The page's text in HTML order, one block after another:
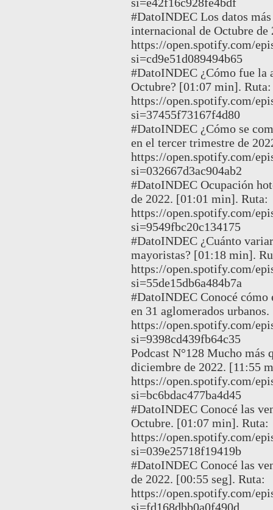
#DatoINDEC Los datos
internacional de Octubre
https://open.spotify.com/
si=cd9e51d089494b65
#DatoINDEC ¿Cómo fue la
Octubre? [01:07 min]. Ruta:
https://open.spotify.com/
si=37455f73167f4d80
#DatoINDEC ¿Cómo se
en el tercer trimestre de
https://open.spotify.com/
si=032667d3ac904ab2
#DatoINDEC Ocupación
de 2022. [01:01 min]. Ruta:
https://open.spotify.com/
si=9549fbc20c134175
#DatoINDEC ¿Cuánto
mayoristas? [01:18 min].
https://open.spotify.com/
si=55de15db6a484b7a
#DatoINDEC Conocé
en 31 aglomerados
https://open.spotify.com/
si=9398cd439fb64c35
Podcast N°128 Mucho más
diciembre de 2022. [11:55
https://open.spotify.com/
si=bc6bdac477ba4d45
#DatoINDEC Conocé las
Octubre. [01:07 min]. Ruta:
https://open.spotify.com/
si=039e25718f19419b
#DatoINDEC Conocé las
de 2022. [00:55 seg]. Ruta:
https://open.spotify.com/
si=fd168dbb0a0f490d